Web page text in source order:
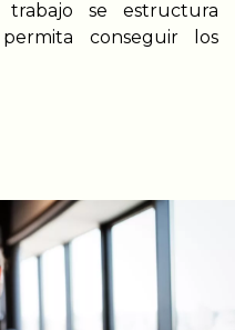
se estructura
conseguir los